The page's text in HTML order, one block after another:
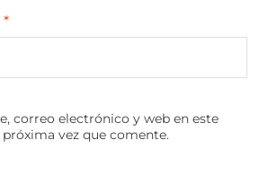
*
correo electrónico y web en este
vez que comente.